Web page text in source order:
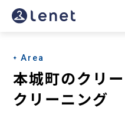
本
町
の
宅
Area
本城町のクリ
クリーニング